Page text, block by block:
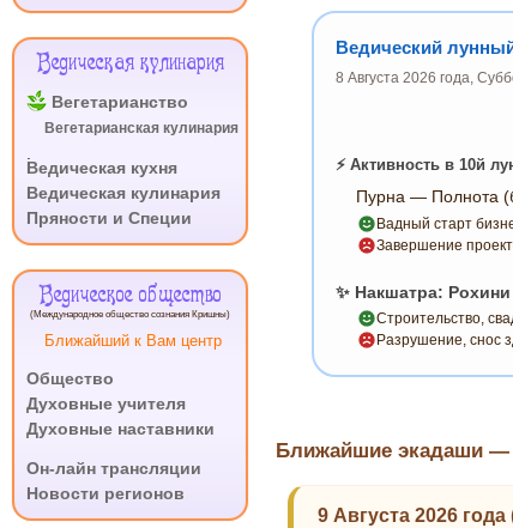
Ведический
8 Августа 2026 года,
⚡ Активность в 10й
Пурна — Полнота
Вадный старт
Завершение
✨ Накшатра:
Строительство,
Разрушение, снос
Ближайшие экадаши —
9 Августа 2026
Ведическая кулинария
Вегетарианство
Вегетарианская кулинария
Ведическая кухня
Ведическая кулинария
Пряности и Специи
Ведическое общество
(Международное общество сознания Кришны)
Ближайший к Вам центр
Общество
Духовные учителя
Духовные наставники
Он-лайн трансляции
Новости регионов